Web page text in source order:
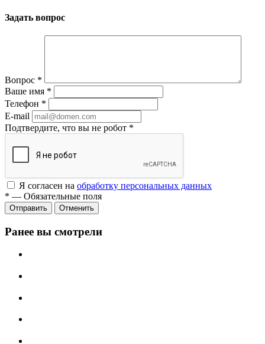
Задать вопрос
Вопрос *
Ваше имя *
Телефон *
E-mail
Подтвердите, что вы не робот *
Я согласен на обработку персональных данных
* — Обязательные поля
Отменить
Ранее вы смотрели